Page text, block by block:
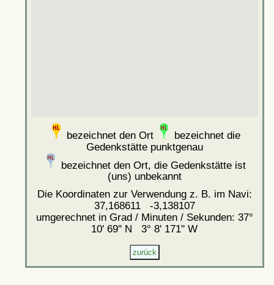
bezeichnet den Ort
bezeichnet die
Gedenkstätte punktgenau
bezeichnet den Ort, die Gedenkstätte ist
(uns) unbekannt
Die Koordinaten zur Verwendung z. B. im Navi:
37,168611 -3,138107
umgerechnet in Grad / Minuten / Sekunden: 37°
10' 69'' N 3° 8' 171'' W